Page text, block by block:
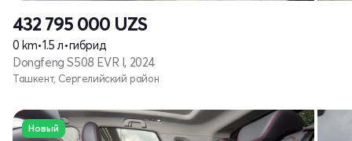
432 795 000 UZS
0 km•1.5 л•гибрид
Dongfeng S508 EVR I, 2024
Ташкент, Сергелийский район
Новый